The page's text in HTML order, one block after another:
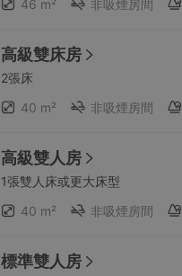
46 m²
非吸煙房間
高級雙床房
2張床
40 m²
非吸煙房間
高級雙人房
1張雙人床或更大床型
40 m²
非吸煙房間
標準雙人房